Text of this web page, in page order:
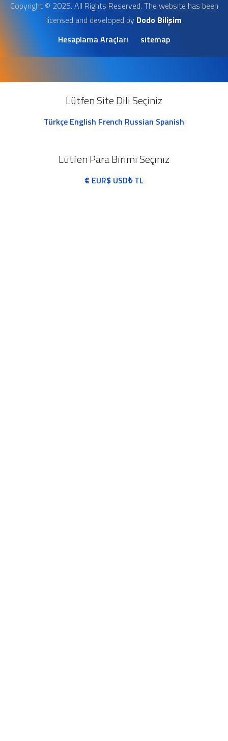
Copyright © 2025. All Rights Reserved. The website has been
licensed and developed by Dodo Bilişim
Hesaplama Araçları
sitemap
Lütfen Site Dili Seçiniz
Türkçe English French Russian Spanish
Lütfen Para Birimi Seçiniz
€ EUR$ USD₺TL